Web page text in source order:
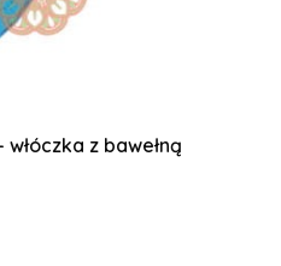
z bawełną